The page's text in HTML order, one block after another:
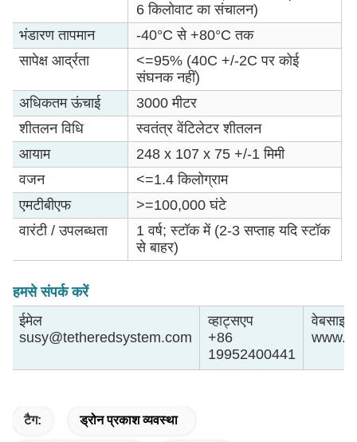
6 किलोवाट का संचालन)
भंडारण तापमान
-40°C से +80°C तक
सापेक्ष आर्द्रता
<=95% (40C +/-2C पर कोई
संघनक नहीं)
अधिकतम ऊंचाई
3000 मीटर
शीतलन विधि
स्वतंत्र वेंटिलेटर शीतलन
आयाम
248 x 107 x 75 +/-1 मिमी
वजन
<=1.4 किलोग्राम
एमटीबीएफ
>=100,000 घंटे
वारंटी / उपलब्धता
1 वर्ष; स्टॉक में (2-3 सप्ताह यदि स्टॉक
से बाहर)
हमसे संपर्क करें
ईमेल
susy@tetheredsystem.com
व्हाट्सएप
+86
19952400441
वेबसाइट
टैग: ड्रोन प्रकाश व्यवस्था